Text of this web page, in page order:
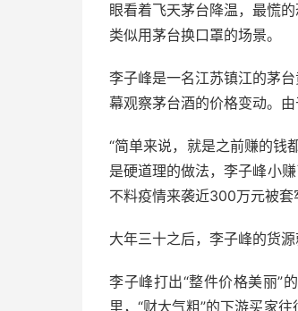
眼看着飞天茅台降温，最慌
类似用茅台换口罩的场景。
李子峰是一名江苏镇江的茅
幕观察茅台酒的价格变动。由
“简单来说，就是之前赚的钱
是硬道理的做法，李子峰小
不料疫情来袭近300万元被套
大年三十之后，李子峰的货
李子峰打出“整件价格美丽”
里，“财大气粗”的下游买家